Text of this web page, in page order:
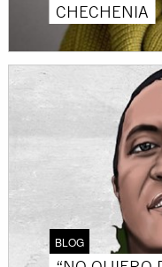
CHECHENIA
BLOG